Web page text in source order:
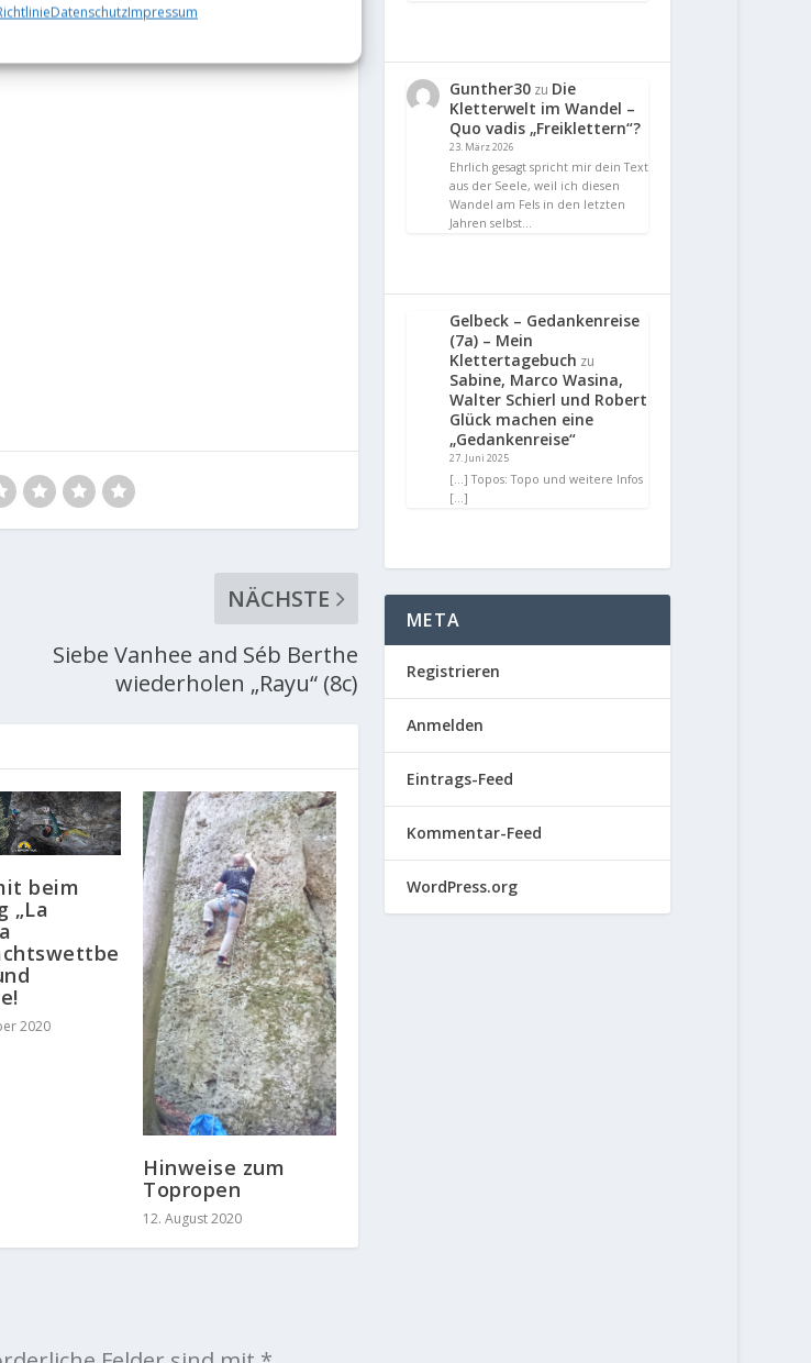
DatenschutzImpressum
NÄCHSTE
Siebe Vanhee and Séb Berthe
wiederholen „Rayu“ (8c)
beim
„La
2020
Hinweise zum
Topropen
12. August 2020
Gunther30 zu Die
Kletterwelt im Wandel –
Quo vadis „Freiklettern“?
23. März 2026
Ehrlich gesagt spricht mir dein Text
aus der Seele, weil ich diesen
Wandel am Fels in den letzten
Jahren selbst…
Gelbeck – Gedankenreise
(7a) – Mein
Klettertagebuch zu
Sabine, Marco Wasina,
Walter Schierl und Robert
Glück machen eine
„Gedankenreise“
27. Juni 2025
[…] Topos: Topo und weitere Infos
[…]
META
Registrieren
Anmelden
Eintrags-Feed
Kommentar-Feed
WordPress.org